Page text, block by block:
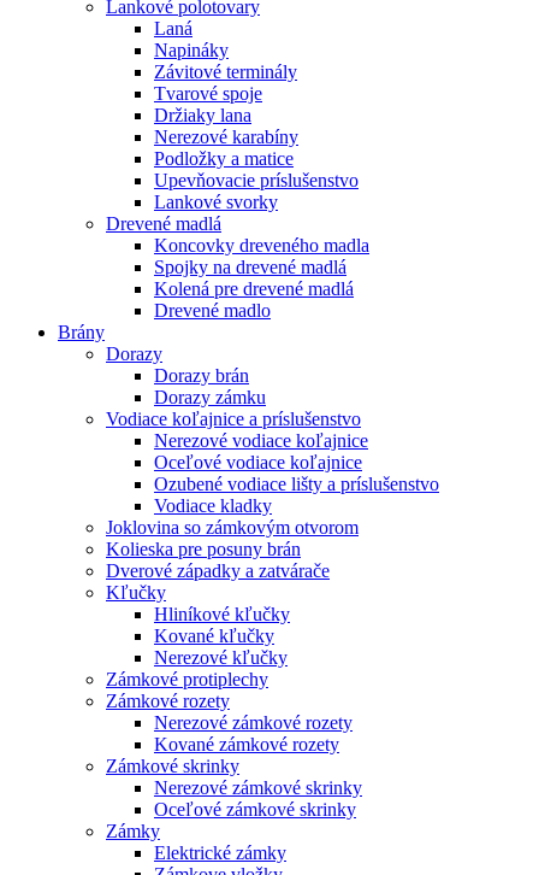
Lankové polotovary
Laná
Napináky
Závitové terminály
Tvarové spoje
Držiaky lana
Nerezové karabíny
Podložky a matice
Upevňovacie príslušenstvo
Lankové svorky
Drevené madlá
Koncovky dreveného madla
Spojky na drevené madlá
Kolená pre drevené madlá
Drevené madlo
Brány
Dorazy
Dorazy brán
Dorazy zámku
Vodiace koľajnice a príslušenstvo
Nerezové vodiace koľajnice
Oceľové vodiace koľajnice
Ozubené vodiace lišty a príslušenstvo
Vodiace kladky
Joklovina so zámkovým otvorom
Kolieska pre posuny brán
Dverové západky a zatvárače
Kľučky
Hliníkové kľučky
Kované kľučky
Nerezové kľučky
Zámkové protiplechy
Zámkové rozety
Nerezové zámkové rozety
Kované zámkové rozety
Zámkové skrinky
Nerezové zámkové skrinky
Oceľové zámkové skrinky
Zámky
Elektrické zámky